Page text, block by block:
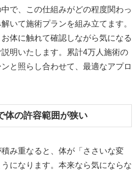
で、この仕組みがどの程度関わっ
いて施術プランを組み立てます。
体に触れて確認しながら気になる
明いたします。累計4万人施術の
と照らし合わせて、最適なアプロ
の許容範囲が狭い
み重なると、体が「ささいな変
になります。本来なら気にならな